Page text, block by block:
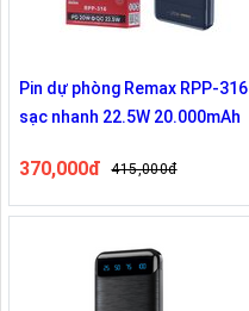
Pin dự phòng Remax RPP-316
sạc nhanh 22.5W 20.000mAh
370,000đ 415,000đ